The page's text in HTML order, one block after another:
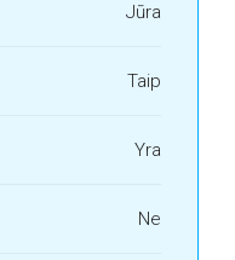
Jūra
Taip
Yra
Ne